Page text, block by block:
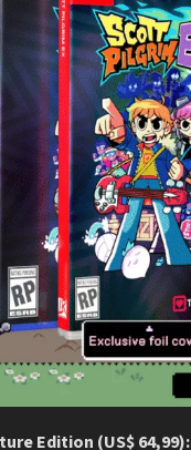
Edition (US$ 64,99):